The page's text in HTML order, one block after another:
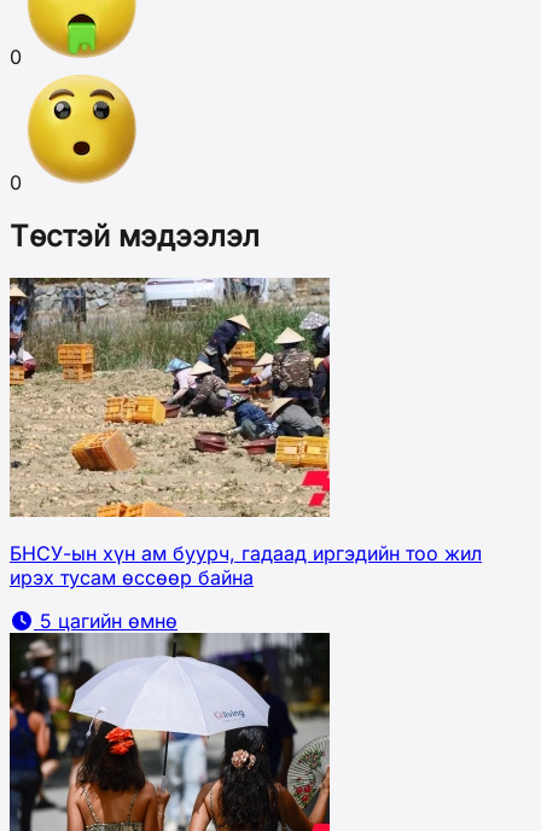
0
0
Төстэй мэдээлэл
БНСУ-ын хүн ам буурч, гадаад иргэдийн тоо жил
ирэх тусам өссөөр байна
5 цагийн өмнө